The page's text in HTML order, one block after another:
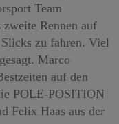
Team
Rennen auf
zu fahren. Viel
Marco
auf den
POLE-POSITION
Felix Haas aus der